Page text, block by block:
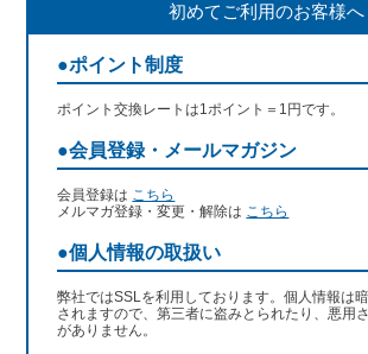
初めてご利用のお客様へ
●ポイント制度
ポイント交換レートは1ポイント＝1円です。
●会員登録・メールマガジン
会員登録は こちら
メルマガ登録・変更・解除は こちら
●個人情報の取扱い
弊社ではSSLを利用しております。個人情報は
されますので、第三者に盗みとられたり、悪用
がありません。